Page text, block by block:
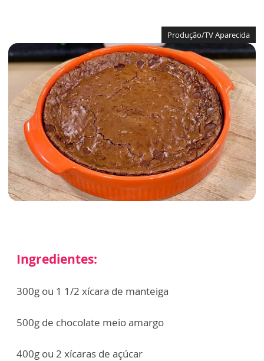
Produção/TV Aparecida
Ingredientes:
300g ou 1 1/2 xícara de manteiga
500g de chocolate meio amargo
400g ou 2 xícaras de açúcar